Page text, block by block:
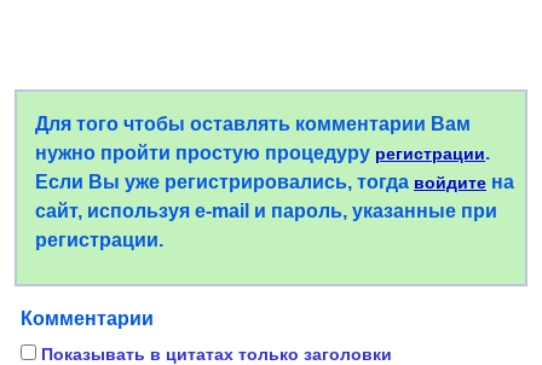
Для того чтобы оставлять комментарии Вам
нужно пройти простую процедуру регистрации.
Если Вы уже регистрировались, тогда войдите на
сайт, используя e-mail и пароль, указанные при
регистрации.
Комментарии
Показывать в цитатах только заголовки